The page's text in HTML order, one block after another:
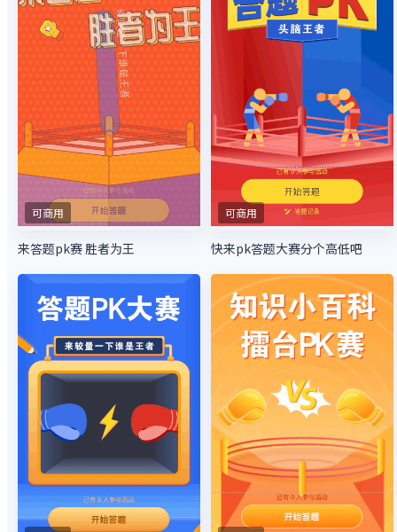
可商用
来答题pk赛 胜者为王
可商用
快来pk答题大赛分个高低吧